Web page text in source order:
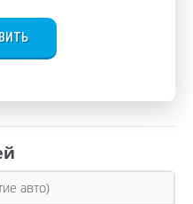
авто)